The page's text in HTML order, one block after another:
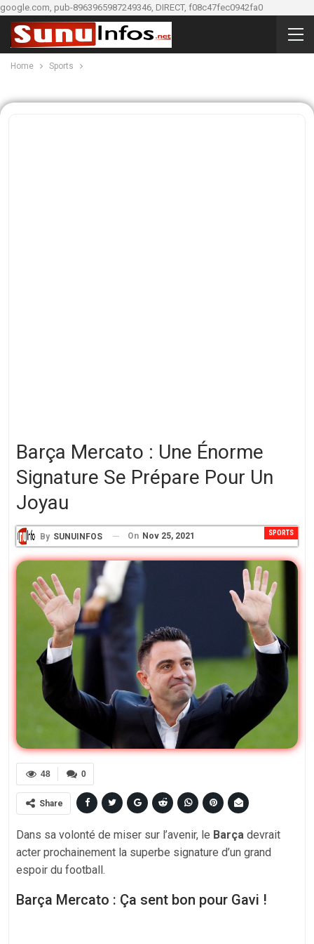
google.com, pub-8963965987249346, DIRECT, f08c47fec0942fa0
Home Sports
Barça Mercato : Une Énorme
Signature Se Prépare Pour Un
Joyau
SPORTS
By SUNUINFOS On Nov 25, 2021
0
48
Share
Dans sa volonté de miser sur l’avenir, le Barça devrait
acter prochainement la superbe signature d’un grand
espoir du football.
Barça Mercato : Ça sent bon pour Gavi !